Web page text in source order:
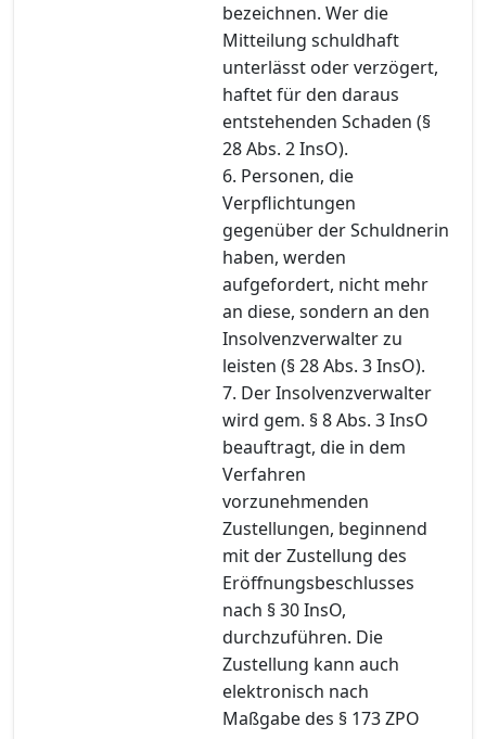
bezeichnen. Wer die
Mitteilung schuldhaft
unterlässt oder verzögert,
haftet für den daraus
entstehenden Schaden (§
28 Abs. 2 InsO).
6. Personen, die
Verpflichtungen
gegenüber der Schuldnerin
haben, werden
aufgefordert, nicht mehr
an diese, sondern an den
Insolvenzverwalter zu
leisten (§ 28 Abs. 3 InsO).
7. Der Insolvenzverwalter
wird gem. § 8 Abs. 3 InsO
beauftragt, die in dem
Verfahren
vorzunehmenden
Zustellungen, beginnend
mit der Zustellung des
Eröffnungsbeschlusses
nach § 30 InsO,
durchzuführen. Die
Zustellung kann auch
elektronisch nach
Maßgabe des § 173 ZPO